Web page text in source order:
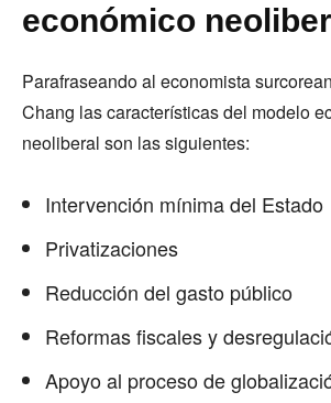
económico
Parafraseando al economista
Chang las características del modelo
neoliberal son las siguientes:
Intervención mínima del Estado
Privatizaciones
Reducción del gasto público
Reformas fiscales y
Apoyo al proceso de